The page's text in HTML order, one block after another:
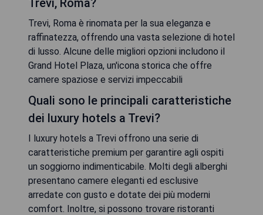
Trevi, Roma è rinomata per la sua eleganza e
raffinatezza, offrendo una vasta selezione di hotel
di lusso. Alcune delle migliori opzioni includono il
Grand Hotel Plaza, un'icona storica che offre
camere spaziose e servizi impeccabili
Quali sono le principali caratteristiche
dei luxury hotels a Trevi?
I luxury hotels a Trevi offrono una serie di
caratteristiche premium per garantire agli ospiti
un soggiorno indimenticabile. Molti degli alberghi
presentano camere eleganti ed esclusive
arredate con gusto e dotate dei più moderni
comfort. Inoltre, si possono trovare ristoranti